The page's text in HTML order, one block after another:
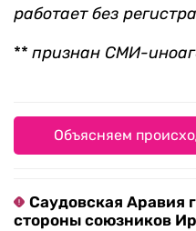
работает без
** признан СМИ-
Объясняем
Саудовская Аравия
стороны союзников